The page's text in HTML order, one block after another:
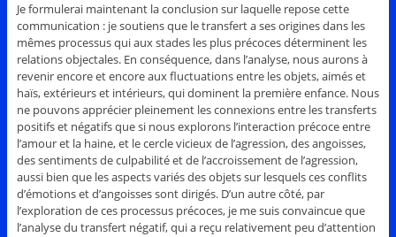
Je formulerai maintenant la conclusion sur laquelle repose cette
communication : je soutiens que le transfert a ses origines dans les
mêmes processus qui aux stades les plus précoces déterminent les
relations objectales. En conséquence, dans l’analyse, nous aurons à
revenir encore et encore aux fluctuations entre les objets, aimés et
haïs, extérieurs et intérieurs, qui dominent la première enfance. Nous
ne pouvons apprécier pleinement les connexions entre les transferts
positifs et négatifs que si nous explorons l’interaction précoce entre
l’amour et la haine, et le cercle vicieux de l’agression, des angoisses,
des sentiments de culpabilité et de l’accroissement de l’agression,
aussi bien que les aspects variés des objets sur lesquels ces conflits
d’émotions et d’angoisses sont dirigés. D’un autre côté, par
l’exploration de ces processus précoces, je me suis convaincue que
l’analyse du transfert négatif, qui a reçu relativement peu d’attention